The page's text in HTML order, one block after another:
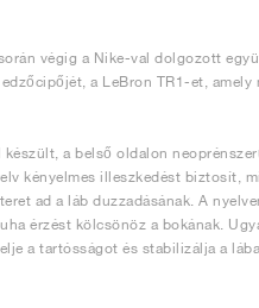
végig a Nike-val dolgozott
a LeBron TR1-et, amely
a belső oldalon
kényelmes illeszkedést biztosít,
ad a láb duzzadásának. A
érzést kölcsönöz a bokának.
a tartósságot és stabilizálja a